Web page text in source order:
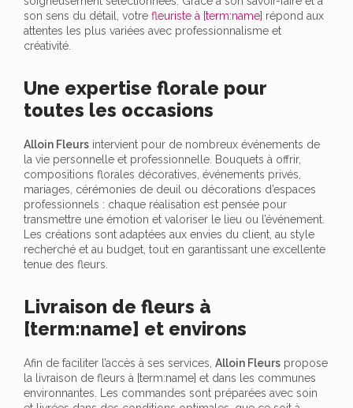
son sens du détail, votre fleuriste à [term:name] répond aux
attentes les plus variées avec professionnalisme et
créativité.
Une expertise florale pour
toutes les occasions
Alloin Fleurs intervient pour de nombreux événements de
la vie personnelle et professionnelle. Bouquets à offrir,
compositions florales décoratives, événements privés,
mariages, cérémonies de deuil ou décorations d’espaces
professionnels : chaque réalisation est pensée pour
transmettre une émotion et valoriser le lieu ou l’événement.
Les créations sont adaptées aux envies du client, au style
recherché et au budget, tout en garantissant une excellente
tenue des fleurs.
Livraison de fleurs à
[term:name] et environs
Afin de faciliter l’accès à ses services, Alloin Fleurs propose
la livraison de fleurs à [term:name] et dans les communes
environnantes. Les commandes sont préparées avec soin